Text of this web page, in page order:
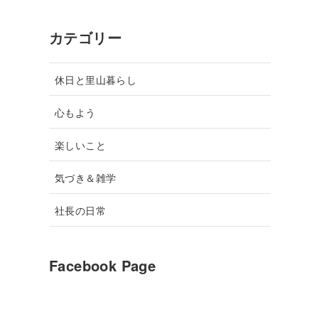
カテゴリー
休日と里山暮らし
心もよう
楽しいこと
気づき＆雑学
社長の日常
Facebook Page